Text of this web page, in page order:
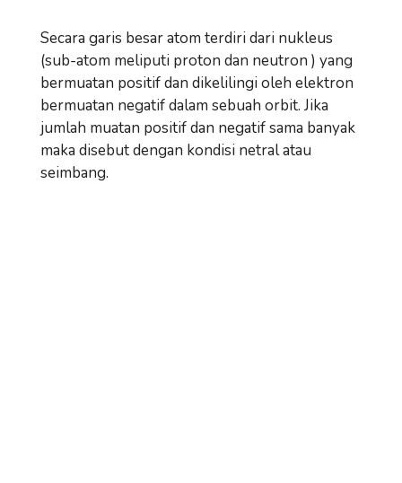
Secara garis besar atom terdiri dari nukleus
(sub-atom meliputi proton dan neutron ) yang
bermuatan positif dan dikelilingi oleh elektron
bermuatan negatif dalam sebuah orbit. Jika
jumlah muatan positif dan negatif sama banyak
maka disebut dengan kondisi netral atau
seimbang.